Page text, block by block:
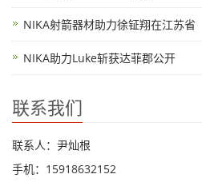
NIKA射箭器材助力徐钲翔在江苏省
NIKA助力Luke斩获达菲郡公开
联系我们
联系人：尹灿根
手机：15918632152